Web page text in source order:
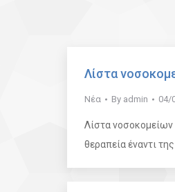
Λίστα
Νέα By admin 04/
Λίστα νοσοκομείων
θεραπεία έναντι